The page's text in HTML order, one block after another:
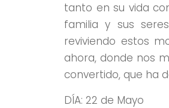
tanto en su vida
familia y sus
reviviendo estos
ahora, donde nos
convertido, que ha
DÍA: 22 de Mayo